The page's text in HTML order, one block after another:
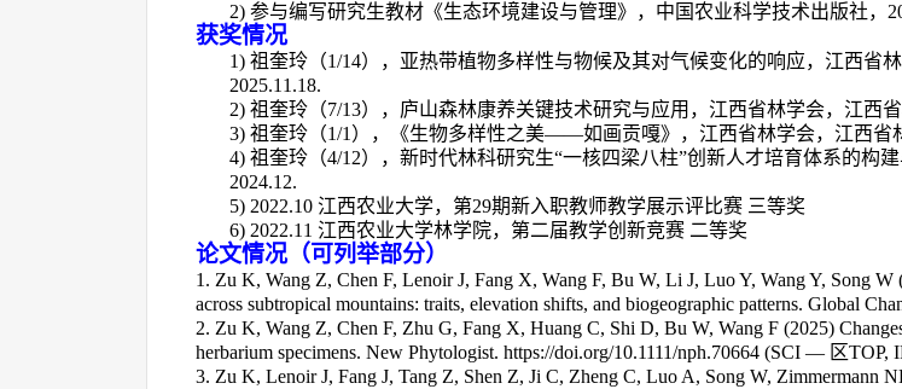
2) 参与编写研究生教材《生态环境建设与管理》，中国农业科学技术出版社，
获奖情况
1) 祖奎玲（1/14），亚热带植物多样性与物候及其对气候变化的响应，江西省
2025.11.18.
2) 祖奎玲（7/13），庐山森林康养关键技术研究与应用，江西省林学会，江西
3) 祖奎玲（1/1 ），《生物多样性之美——如画贡嘎》，江西省林学会，江西省
4) 祖奎玲（4/12），新时代林科研究生“一核四梁八柱”创新人才培育体系的构
2024.12.
5) 2022.10 江西农业大学，第29期新入职教师教学展示评比赛 三等奖
6) 2022.11 江西农业大学林学院，第二届教学创新竞赛 二等奖
论文情况（可列举部分）
1. Zu K, Wang Z, Chen F, Lenoir J, Fang X, Wang F, Bu W, Li J, Luo Y, Wang Y, Song
across subtropical mountains: traits, elevation shifts, and biogeographic patterns. Global
2. Zu K, Wang Z, Chen F, Zhu G, Fang X, Huang C, Shi D, Bu W, Wang F (2025)
herbarium specimens. New Phytologist. https://doi.org/10.1111/nph.70664 (SCI — 区TOP,
3. Zu K, Lenoir J, Fang J, Tang Z, Shen Z, Ji C, Zheng C, Luo A, Song W, Zimmermann